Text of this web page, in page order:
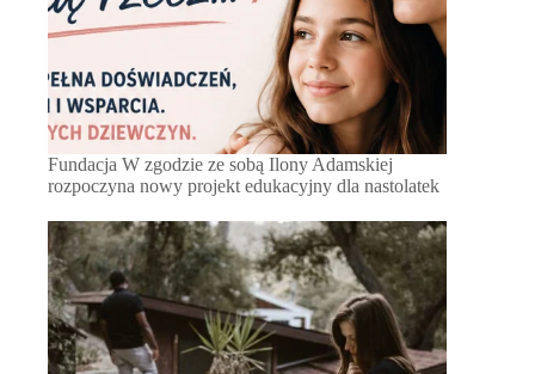
Fundacja W zgodzie ze sobą Ilony Adamskiej
rozpoczyna nowy projekt edukacyjny dla nastolatek